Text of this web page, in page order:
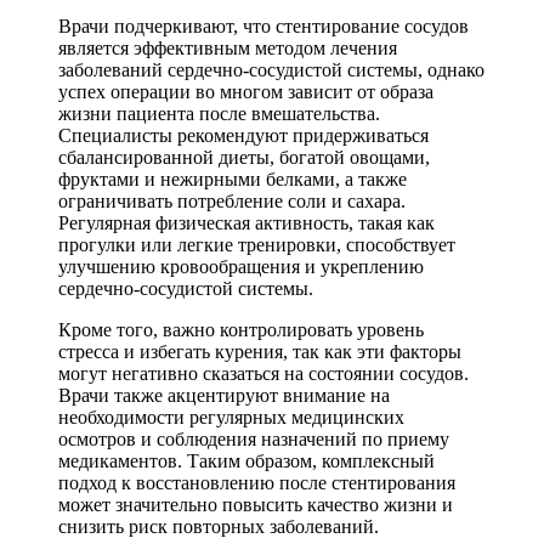
Врачи подчеркивают, что стентирование сосудов
является эффективным методом лечения
заболеваний сердечно-сосудистой системы, однако
успех операции во многом зависит от образа
жизни пациента после вмешательства.
Специалисты рекомендуют придерживаться
сбалансированной диеты, богатой овощами,
фруктами и нежирными белками, а также
ограничивать потребление соли и сахара.
Регулярная физическая активность, такая как
прогулки или легкие тренировки, способствует
улучшению кровообращения и укреплению
сердечно-сосудистой системы.
Кроме того, важно контролировать уровень
стресса и избегать курения, так как эти факторы
могут негативно сказаться на состоянии сосудов.
Врачи также акцентируют внимание на
необходимости регулярных медицинских
осмотров и соблюдения назначений по приему
медикаментов. Таким образом, комплексный
подход к восстановлению после стентирования
может значительно повысить качество жизни и
снизить риск повторных заболеваний.